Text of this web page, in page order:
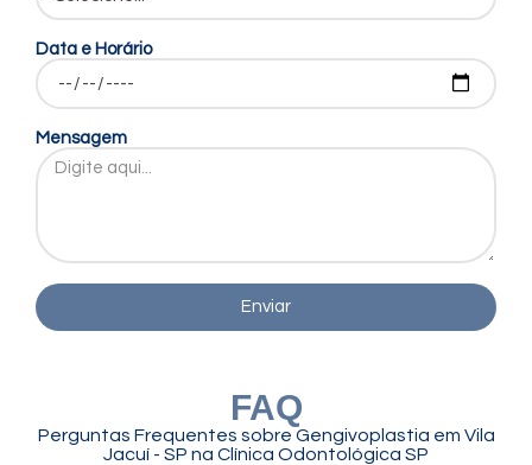
Data e Horário
Mensagem
Enviar
FAQ
Perguntas Frequentes sobre Gengivoplastia em Vila
Jacuí - SP na Clínica Odontológica SP